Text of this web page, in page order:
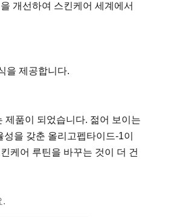
개선하여 스킨케어 세계에서
을 제공합니다.
제품이 되었습니다. 젊어 보이는
을 갖춘 올리고펩타이드-1이
케어 루틴을 바꾸는 것이 더 건
.